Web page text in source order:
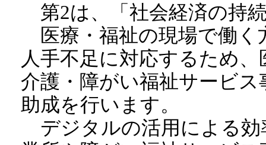
第2は、「社会経済の持
医療・福祉の現場で働く
人手不足に対応するため
介護・障がい福祉サービ
助成を行います。
デジタルの活用による効